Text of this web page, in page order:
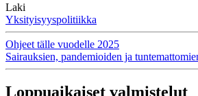
Laki
Yksityisyyspolitiikka
Ohjeet tälle vuodelle 2025
Sairauksien, pandemioiden ja
Loppuaikaiset valmistelut